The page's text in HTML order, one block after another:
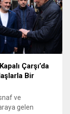
Çarşı’da
Bir
ve
gelen